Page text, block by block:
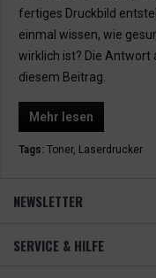
fertiges Druckbild
einmal wissen, wie
wirklich ist? Die Antwort
diesem Beitrag.
Mehr lesen
Tags: Toner, Laserdrucker
NEWSLETTER
SERVICE & HILFE